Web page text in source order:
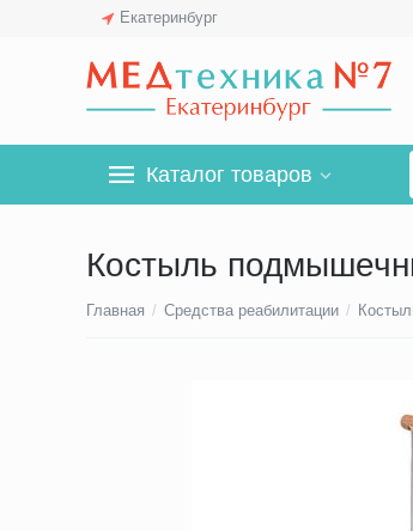
Екатеринбург
Каталог товаров
Костыль
Главная / Средства реабилитации /